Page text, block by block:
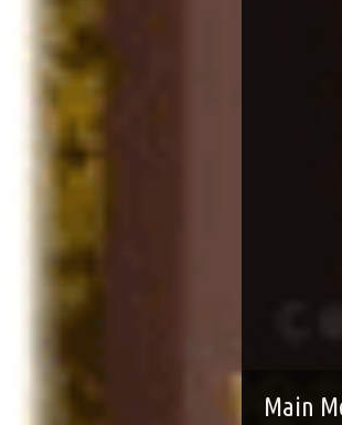
Main